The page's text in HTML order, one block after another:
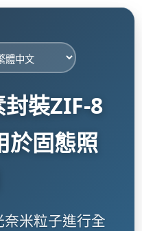
裝ZIF-8
於固態照
奈米粒子進行全